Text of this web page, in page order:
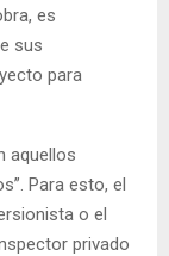
es
sus
para
aquellos
Para esto, el
o el
privado